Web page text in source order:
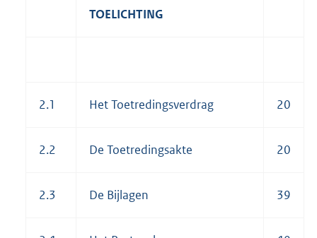
TOELICHTING
2.1 Het Toetredingsverdrag 20
2.2 De Toetredingsakte 20
2.3 De Bijlagen 39